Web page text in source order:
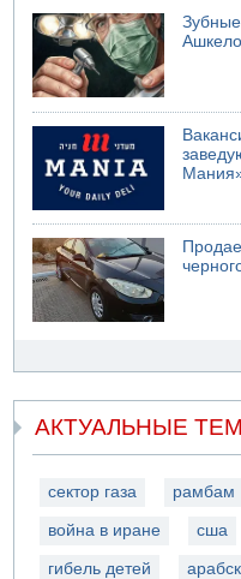
АКТУАЛЬНЫЕ
сектор газа рамбам
война в иране сша
гибель детей